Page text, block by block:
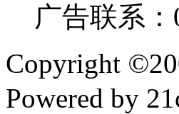
广告联系：
Copyright ©
Powered by